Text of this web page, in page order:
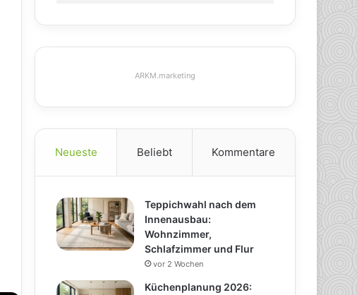
ARKM.marketing
Neueste Beliebt Kommentare
Teppichwahl nach dem
Innenausbau:
Wohnzimmer,
Schlafzimmer und Flur
vor 2 Wochen
Küchenplanung 2026: